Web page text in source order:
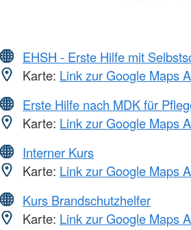
EHSH - Erste Hilfe mit
Karte: Link zur Google Maps
Erste Hilfe nach MDK für
Karte: Link zur Google Maps
Interner Kurs
Karte: Link zur Google Maps
Kurs Brandschutzhelfer
Karte: Link zur Google Maps